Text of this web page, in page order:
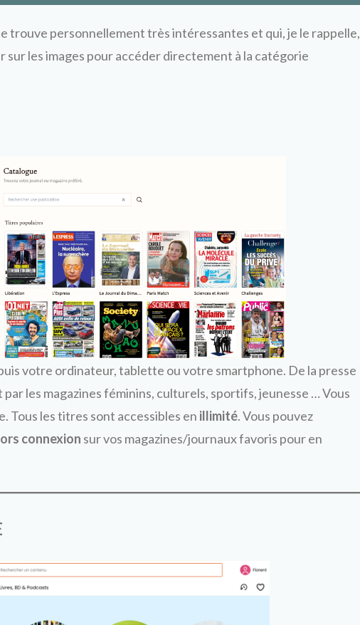
trouve personnellement très intéressantes et qui, je le rappelle,
sur les images pour accéder directement à la catégorie
votre ordinateur, tablette ou votre smartphone. De la presse
les magazines féminins, culturels, sportifs, jeunesse … Vous
Tous les titres sont accessibles en illimité. Vous pouvez
connexion sur vos magazines/journaux favoris pour en